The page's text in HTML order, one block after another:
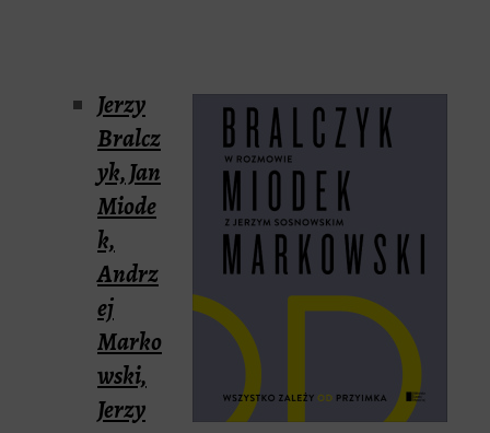
Jerzy
Bralcz
yk, Jan
Miode
k,
Andrz
ej
Marko
wski,
Jerzy